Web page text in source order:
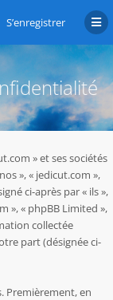
S’enregistrer
» et ses sociétés
», « jedicut.com »,
ci-après par « ils »,
», « phpBB Limited »,
collectée
part (désignée ci-
Premièrement, en